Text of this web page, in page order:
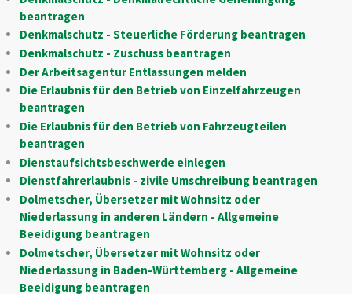
beantragen
Denkmalschutz - Steuerliche Förderung beantragen
Denkmalschutz - Zuschuss beantragen
Der Arbeitsagentur Entlassungen melden
Die Erlaubnis für den Betrieb von Einzelfahrzeugen
beantragen
Die Erlaubnis für den Betrieb von Fahrzeugteilen
beantragen
Dienstaufsichtsbeschwerde einlegen
Dienstfahrerlaubnis - zivile Umschreibung beantragen
Dolmetscher, Übersetzer mit Wohnsitz oder
Niederlassung in anderen Ländern - Allgemeine
Beeidigung beantragen
Dolmetscher, Übersetzer mit Wohnsitz oder
Niederlassung in Baden-Württemberg - Allgemeine
Beeidigung beantragen